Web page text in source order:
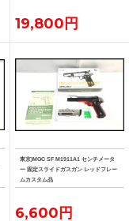
19,800円
東京)MGC SF M1911A1 センチメータ
ー 固定スライドガスガン レッドフレー
ムカスタム品
6,600円